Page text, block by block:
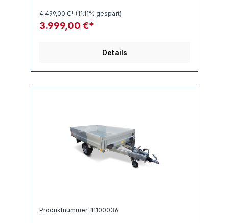
3.999,00 €*
4.499,00 €* (11.11% gespart)
Details
Produktnummer: 11100036